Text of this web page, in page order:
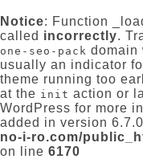
Notice: Function
called incorrectly.
one-seo-pack domain
usually an indicator
theme running too
at the init action or
WordPress for more
added in version
no-i-ro.com/
on line 6170